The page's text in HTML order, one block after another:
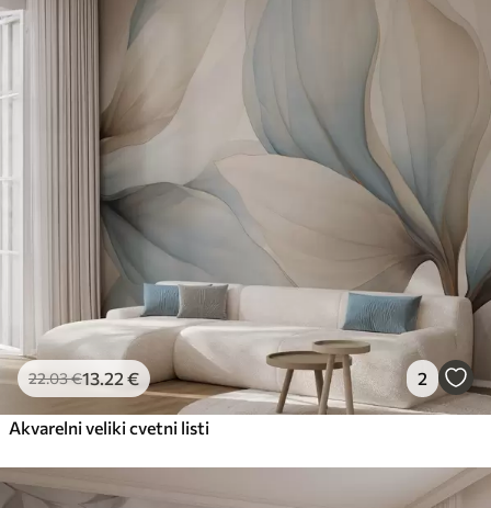
22.03€13.22 € 2
Akvarelni veliki cvetni listi